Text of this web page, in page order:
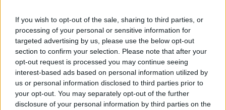
If you wish to opt-out of the sale, sharing to third parties, or
processing of your personal or sensitive information for
targeted advertising by us, please use the below opt-out
section to confirm your selection. Please note that after your
opt-out request is processed you may continue seeing
interest-based ads based on personal information utilized by
us or personal information disclosed to third parties prior to
your opt-out. You may separately opt-out of the further
disclosure of your personal information by third parties on the
L'indice va da "zero" a "uno". Risultato "zero" significa completa
parità di distribuzione, mentre "uno" vuol dire che,
paradossalmente,la ricchezza è nelle mani di un solo soggetto
e gli altri non hanno niente. Quindi, tanto più l'indice si avvicina a
zero tanto più la ricchezza e equamente distribuita.
A livello mondiale vi sono fortissime disparità tra il nord ed il sud del